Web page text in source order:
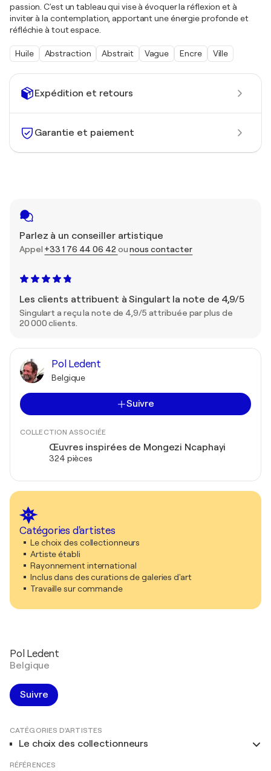
Expédition et retours
Garantie et paiement
Parlez à un conseiller artistique
Appel +33 1 76 44 06 42 ounous contacter
Les clients attribuent à Singulart la note de 4,9/5
Singulart a reçu la note de 4,9/5 attribuée par plus de
20 000 clients.
Pol Ledent
Belgique
Suivre
COLLECTION ASSOCIÉE
Œuvres inspirées de Mongezi Ncaphayi
324 pièces
Catégories d'artistes
Le choix des collectionneurs
Artiste établi
Rayonnement international
Inclus dans des curations de galeries d'art
Travaille sur commande
passion. C'est un tableau qui vise à évoquer la réflexion et à
inviter à la contemplation, apportant une énergie profonde et
réfléchie à tout espace.
Huile Abstraction Abstrait Vague Encre Ville
Pol Ledent
Belgique
Suivre
CATÉGORIES D'ARTISTES
Le choix des collectionneurs
RÉFÉRENCES